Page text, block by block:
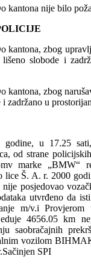
kantona nije bilo
kantona, zbog
slobode i
kantona, zbog
zadržano u
godine, u 17.25
od strane
marke „BMW“
lice Š. A. r. 2000
nije posjedovao
utvrđeno da
m/v.i Provjerom
4656.05 km
saobračajnih
vozilom
SPI